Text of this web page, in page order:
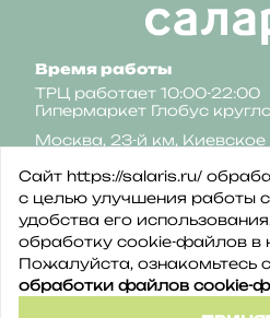
Время работы
ТРЦ работает 10:00-22:00
Гипермаркет Глобус
Москва, 23-й км, Киевское
Политика
Политика обработки
©2026 ТРЦ
Сайт https://salaris.ru/
с целью улучшения работы
удобства его
обработку сookie-файлов в
Пожалуйста, ознакомьтесь с
обработки файлов cookie-